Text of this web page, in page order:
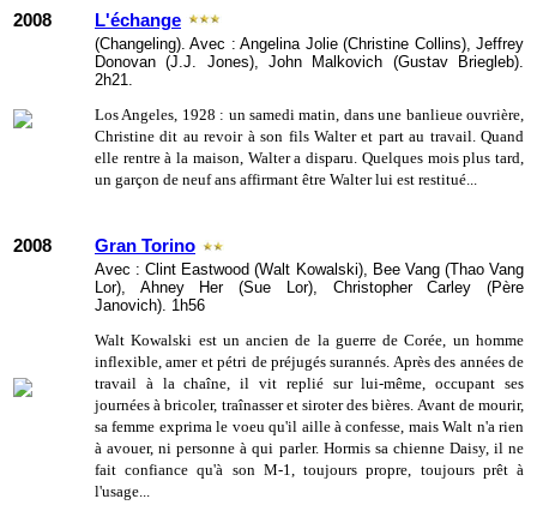
2008 L'échange
(Changeling). Avec : Angelina Jolie (Christine Collins), Jeffrey
Donovan (J.J. Jones), John Malkovich (Gustav Briegleb).
2h21.
Los Angeles, 1928 : un samedi matin, dans une banlieue ouvrière,
Christine dit au revoir à son fils Walter et part au travail. Quand
elle rentre à la maison, Walter a disparu. Quelques mois plus tard,
un garçon de neuf ans affirmant être Walter lui est restitué...
2008 Gran Torino
Avec : Clint Eastwood (Walt Kowalski), Bee Vang (Thao Vang
Lor), Ahney Her (Sue Lor), Christopher Carley (Père
Janovich). 1h56
Walt Kowalski est un ancien de la guerre de Corée, un homme
inflexible, amer et pétri de préjugés surannés. Après des années de
travail à la chaîne, il vit replié sur lui-même, occupant ses
journées à bricoler, traînasser et siroter des bières. Avant de mourir,
sa femme exprima le voeu qu'il aille à confesse, mais Walt n'a rien
à avouer, ni personne à qui parler. Hormis sa chienne Daisy, il ne
fait confiance qu'à son M-1, toujours propre, toujours prêt à
l'usage...